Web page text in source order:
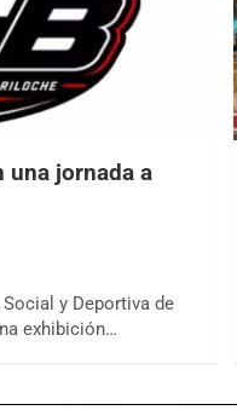
una jornada a
y Deportiva de
exhibición…